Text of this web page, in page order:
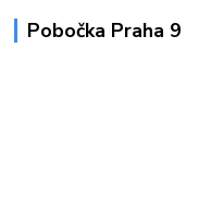
Pobočka Praha 9